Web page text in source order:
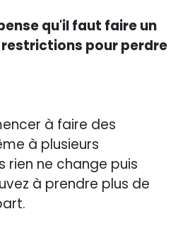
qu'il faut faire un
pour perdre
à faire des
à plusieurs
rien ne change puis
à prendre plus de